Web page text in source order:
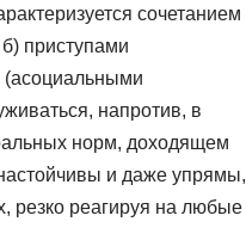
сочетанием
приступами
(асоциальными
напротив, в
норм, доходящем
и даже упрямы,
резко реагируя на любые